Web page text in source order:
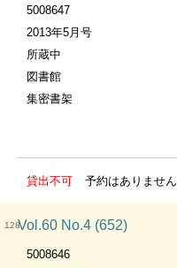
5008647
2013年5月号
所蔵中
図書館
集密書架
貸出不可 予約はありません
128Vol.60 No.4 (652)
5008646